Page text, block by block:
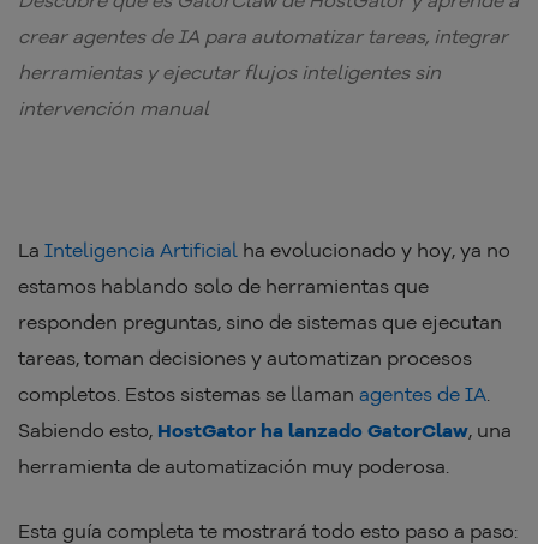
crear agentes de IA para automatizar tareas, integrar
herramientas y ejecutar flujos inteligentes sin
intervención manual
La Inteligencia Artificial ha evolucionado y hoy, ya no
estamos hablando solo de herramientas que
responden preguntas, sino de sistemas que ejecutan
tareas, toman decisiones y automatizan procesos
completos. Estos sistemas se llaman agentes de IA
Sabiendo esto, HostGator ha lanzado GatorClaw, una
herramienta de automatización muy poderosa.
Esta guía completa te mostrará todo esto paso a paso: